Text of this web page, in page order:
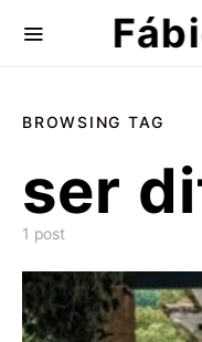
BROWSING TAG
ser
1 post